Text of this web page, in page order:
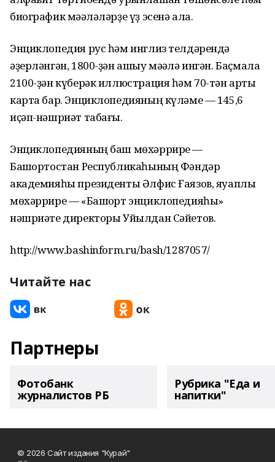
биографик мәҡәләләрҙе үҙ эсенә ала.
Энциклопедия рус һәм инглиз телдәрендә
әҙерләнгән, 1800-ҙән ашыу мәҡәлә ингән. Баҫмала
2100-ҙән күберәк иллюстрация һәм 70-тән артыҡ
карта бар. Энциклопедияның күләме — 145,6
иҫәп-нәшриәт табағы.
Энциклопедияның баш мөхәррире —
Башҡортостан Республикаһының Фәндәр
академияһы президенты Әлфис Ғаязов, яуаплы
мөхәррире — «Башҡорт энциклопедияһы»
нәшриәте директоры Уйылдан Сәйетов.
http://www.bashinform.ru/bash/1287057/
Читайте нас
Партнеры
Фотобанк
журналистов РБ
Рубрика "Еда и
напитки"
© 2026 Сайт издания "Курай"